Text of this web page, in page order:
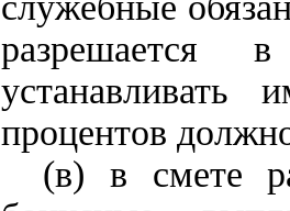
разрешается в
процентов
(в) в смете